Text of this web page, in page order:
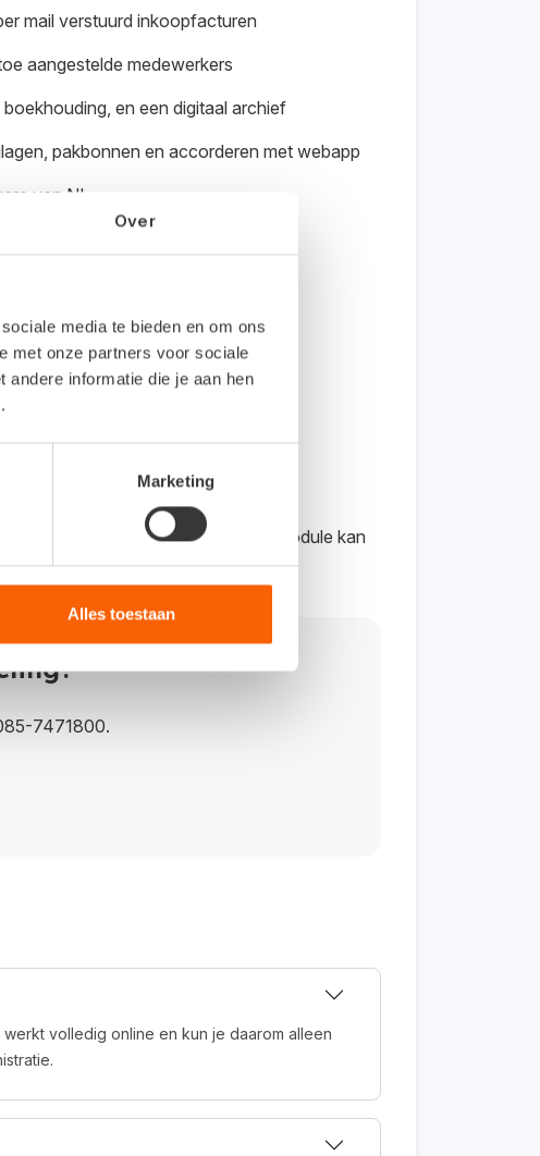
Over
media te bieden en om ons
met onze partners voor sociale
andere informatie die je aan hen
Marketing
Alles toestaan
mail verstuurd inkoopfacturen
aangestelde medewerkers
en een digitaal archief
pakbonnen en accorderen met webapp
van NL
evenals de proefperiode. FM Module kan
7471800.
volledig online en kun je daarom alleen